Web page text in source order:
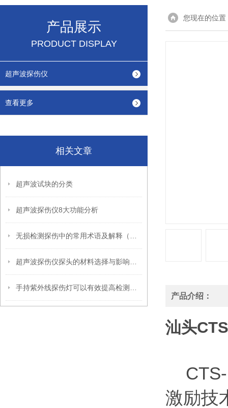
产品展示
PRODUCT DISPLAY
超声波探伤仪
查看更多
相关文章
超声波试块的分类
超声波探伤仪8大功能分析
您现在的位置
产品介绍：
汕头
CTS-
激励技